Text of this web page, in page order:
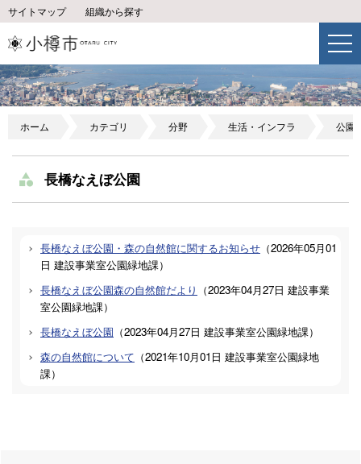
サイトマップ 組織から探す
ホーム カテゴリ 分野 生活・インフラ 公園
長橋なえぼ公園
長橋なえぼ公園・森の自然館に関するお知らせ （2026年05月01
日 建設事業室公園緑地課）
長橋なえぼ公園森の自然館だより （2023年04月27日 建設事業
室公園緑地課）
長橋なえぼ公園 （2023年04月27日 建設事業室公園緑地課）
森の自然館について （2021年10月01日 建設事業室公園緑地
課）